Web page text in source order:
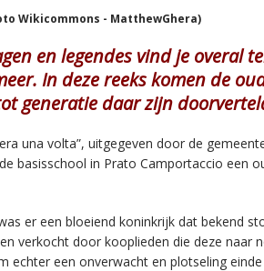
Wikicommons - MatthewGhera)
en legendes vind je overal
In deze reeks komen de
generatie daar zijn
una volta”, uitgegeven door de
basisschool in Prato Camportaccio een
er een bloeiend koninkrijk dat bekend
verkocht door kooplieden die deze naar
echter een onverwacht en plotseling